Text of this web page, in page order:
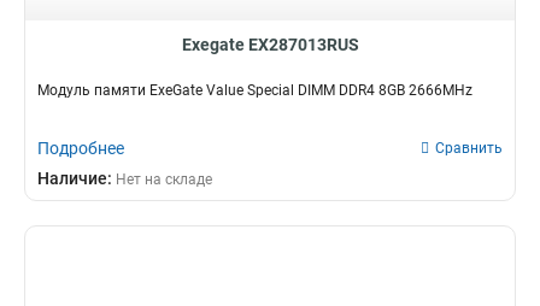
Exegate EX287013RUS
Модуль памяти ExeGate Value Special DIMM DDR4 8GB 2666MHz
Подробнее Сравнить
Наличие: Нет на складе